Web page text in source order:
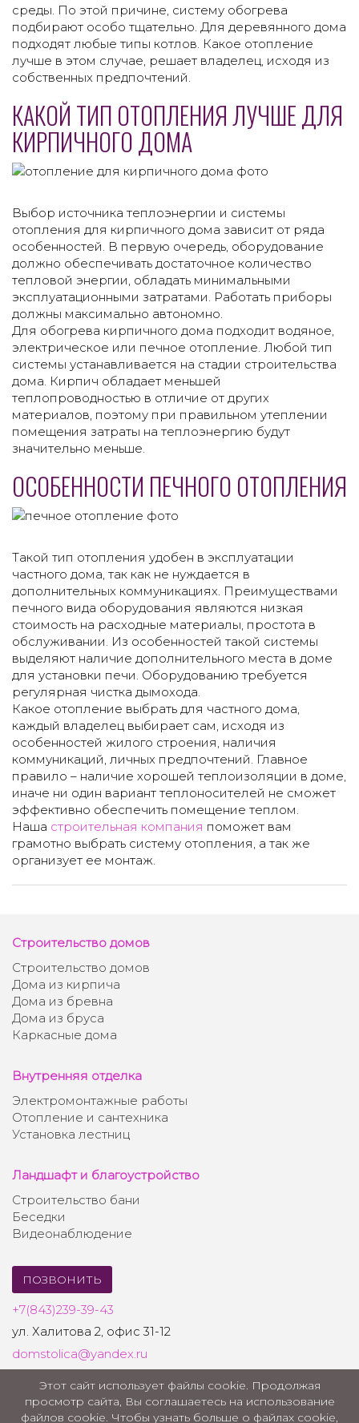
среды. По этой причине, систему обогрева
подбирают особо тщательно. Для деревянного дома
подходят любые типы котлов. Какое отопление
лучше в этом случае, решает владелец, исходя из
собственных предпочтений.
КАКОЙ ТИП ОТОПЛЕНИЯ ЛУЧШЕ ДЛЯ
КИРПИЧНОГО ДОМА
Выбор источника теплоэнергии и системы
отопления для кирпичного дома зависит от ряда
особенностей. В первую очередь, оборудование
должно обеспечивать достаточное количество
тепловой энергии, обладать минимальными
эксплуатационными затратами. Работать приборы
должны максимально автономно.
Для обогрева кирпичного дома подходит водяное,
электрическое или печное отопление. Любой тип
системы устанавливается на стадии строительства
дома. Кирпич обладает меньшей
теплопроводностью в отличие от других
материалов, поэтому при правильном утеплении
помещения затраты на теплоэнергию будут
значительно меньше.
ОСОБЕННОСТИ ПЕЧНОГО ОТОПЛЕНИЯ
Такой тип отопления удобен в эксплуатации
частного дома, так как не нуждается в
дополнительных коммуникациях. Преимуществами
печного вида оборудования являются низкая
стоимость на расходные материалы, простота в
обслуживании. Из особенностей такой системы
выделяют наличие дополнительного места в доме
для установки печи. Оборудованию требуется
регулярная чистка дымохода.
Какое отопление выбрать для частного дома,
каждый владелец выбирает сам, исходя из
особенностей жилого строения, наличия
коммуникаций, личных предпочтений. Главное
правило – наличие хорошей теплоизоляции в доме,
иначе ни один вариант теплоносителей не сможет
эффективно обеспечить помещение теплом.
Наша строительная компания поможет вам
грамотно выбрать систему отопления, а так же
организует ее монтаж.
Строительство домов
Строительство домов
Дома из кирпича
Дома из бревна
Дома из бруса
Каркасные дома
Внутренняя отделка
Электромонтажные работы
Отопление и сантехника
Установка лестниц
Ландшафт и благоустройство
Строительство бани
Беседки
Видеонаблюдение
ПОЗВОНИТЬ
+7(843)239-39-43
ул. Халитова 2, офис 31-12
domstolica@yandex.ru
Политика конфиденциальности
Этот сайт использует файлы cookie. Продолжая
просмотр сайта, Вы соглашаетесь на использование
файлов cookie. Чтобы узнать больше о файлах cookie,